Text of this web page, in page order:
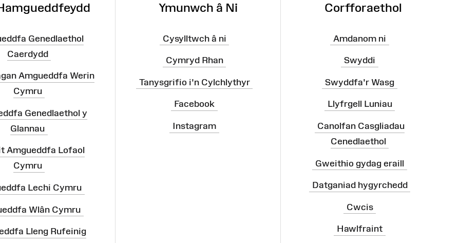
Genedlaethol
Caerdydd
Amgueddfa Werin
Cymru
Genedlaethol y
Glannau
Amgueddfa Lofaol
Cymru
Lechi Cymru
Wlân Cymru
Lleng Rufeinig
Ymunwch â Ni
Cysylltwch â ni
Cymryd Rhan
Tanysgrifio i'n Cylchlythyr
Facebook
Instagram
Corfforaethol
Amdanom ni
Swyddi
Swyddfa'r Wasg
Llyfrgell Luniau
Canolfan Casgliadau
Cenedlaethol
Gweithio gydag eraill
Datganiad hygyrchedd
Cwcis
Hawlfraint